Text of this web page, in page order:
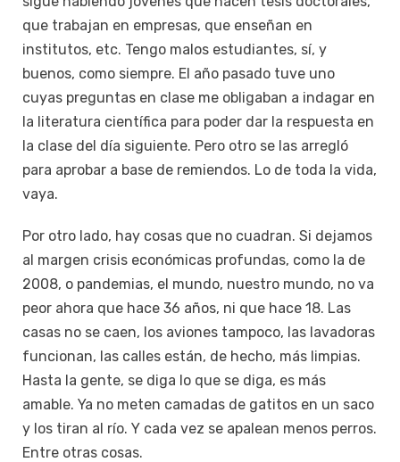
que trabajan en empresas, que enseñan en
institutos, etc. Tengo malos estudiantes, sí, y
buenos, como siempre. El año pasado tuve uno
cuyas preguntas en clase me obligaban a indagar en
la literatura científica para poder dar la respuesta en
la clase del día siguiente. Pero otro se las arregló
para aprobar a base de remiendos. Lo de toda la vida,
vaya.
Por otro lado, hay cosas que no cuadran. Si dejamos
al margen crisis económicas profundas, como la de
2008, o pandemias, el mundo, nuestro mundo, no va
peor ahora que hace 36 años, ni que hace 18. Las
casas no se caen, los aviones tampoco, las lavadoras
funcionan, las calles están, de hecho, más limpias.
Hasta la gente, se diga lo que se diga, es más
amable. Ya no meten camadas de gatitos en un saco
y los tiran al río. Y cada vez se apalean menos perros.
Entre otras cosas.